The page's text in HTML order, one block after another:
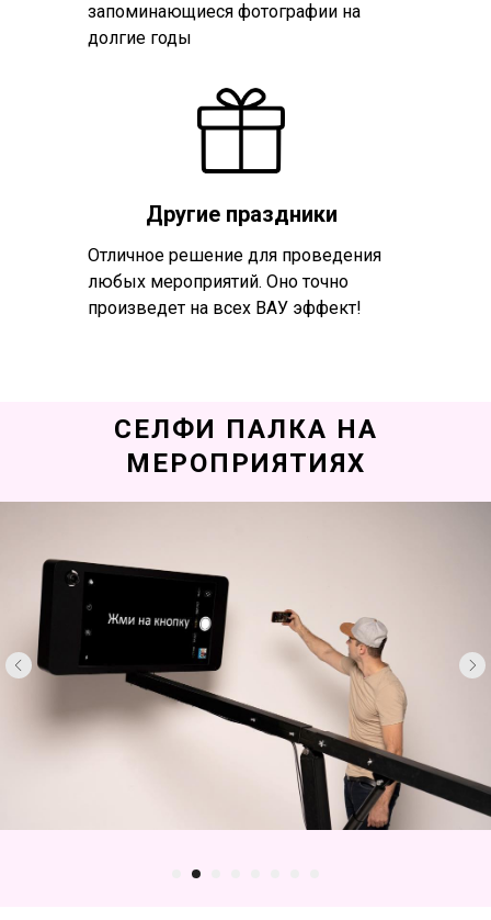
запоминающиеся фотографии на
долгие годы
Отличное решение для проведения
любых мероприятий. Оно точно
произведет на всех ВАУ эффект!
Другие праздники
СЕЛФИ ПАЛКА НА
МЕРОПРИЯТИЯХ